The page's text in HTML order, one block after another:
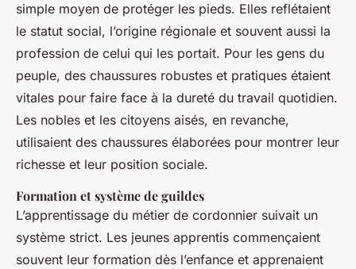
simple moyen de protéger les pieds. Elles reflétaient
le statut social, l’origine régionale et souvent aussi la
profession de celui qui les portait. Pour les gens du
peuple, des chaussures robustes et pratiques étaient
vitales pour faire face à la dureté du travail quotidien.
Les nobles et les citoyens aisés, en revanche,
utilisaient des chaussures élaborées pour montrer leur
richesse et leur position sociale.
Formation et système de guildes
L’apprentissage du métier de cordonnier suivait un
système strict. Les jeunes apprentis commençaient
souvent leur formation dès l’enfance et apprenaient